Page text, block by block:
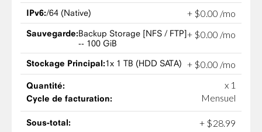
IPv6:/64 (Native) + $0.00 /mo
Sauvegarde:Backup Storage [NFS / FTP]
-- 100 GiB
+ $0 00 /mo
Stockage Principal:1x 1 TB (HDD SATA) + $0 00 /mo
Quantité: x 1
Cycle de facturation: Mensuel
Sous-total: + $28.99